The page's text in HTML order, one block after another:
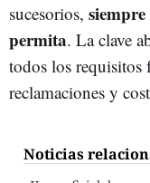
sucesorios,
permita. La clave
todos los requisitos
reclamaciones y
Noticias